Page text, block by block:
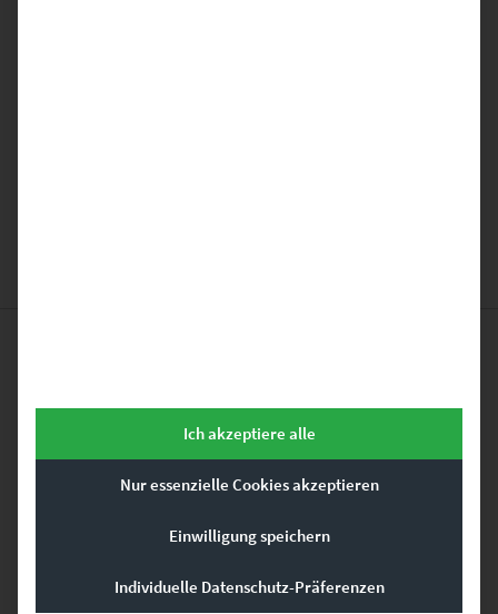
Dieses Produkt weist mehrere Varianten auf. Die Optionen können auf der Produktseite gewählt werden
Ich akzeptiere alle
Nur essenzielle Cookies akzeptieren
Einwilligung speichern
Individuelle Datenschutz-Präferenzen